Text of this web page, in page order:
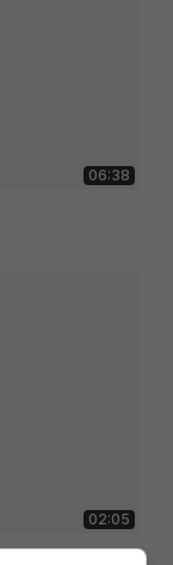
06:38
02:05